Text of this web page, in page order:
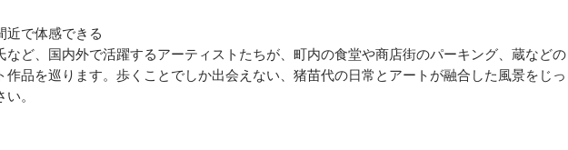
近で体感できる
など、国内外で活躍するアーティストたちが、町内の食堂や商店街のパーキング、蔵などの
作品を巡ります。歩くことでしか出会えない、猪苗代の日常とアートが融合した風景をじっ
。